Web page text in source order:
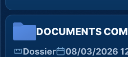
DOCUMENTS
Dossier 08/03/2026